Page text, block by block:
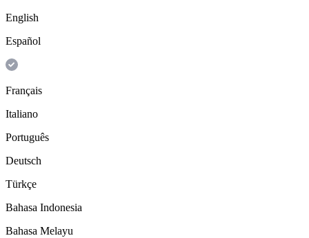
English
Español
Français
Italiano
Português
Deutsch
Türkçe
Bahasa Indonesia
Bahasa Melayu